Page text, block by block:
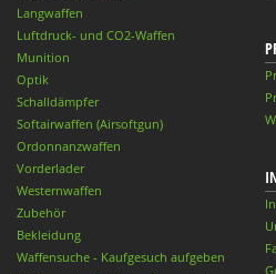
Langwaffen
Luftdruck- und CO2-Waffen
Munition
Optik
Schalldämpfer
Softairwaffen (Airsoftgun)
Ordonnanzwaffen
Vorderlader
Westernwaffen
Zubehör
Bekleidung
Waffensuche - Kaufgesuch aufgeben